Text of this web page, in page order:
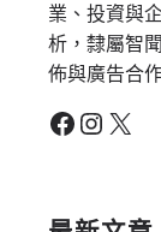
業、投資與
析，隸屬智
佈與廣告合
Facebook Instagram X